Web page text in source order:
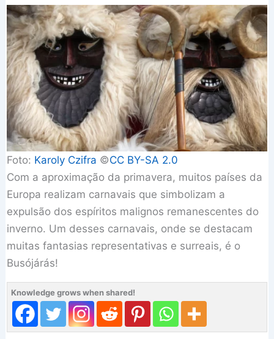
Foto: Karoly Czifra ©️CC BY-SA 2.0
Com a aproximação da primavera, muitos países da
Europa realizam carnavais que simbolizam a
expulsão dos espíritos malignos remanescentes do
inverno. Um desses carnavais, onde se destacam
muitas fantasias representativas e surreais, é o
Busójárás!
Knowledge grows when shared!